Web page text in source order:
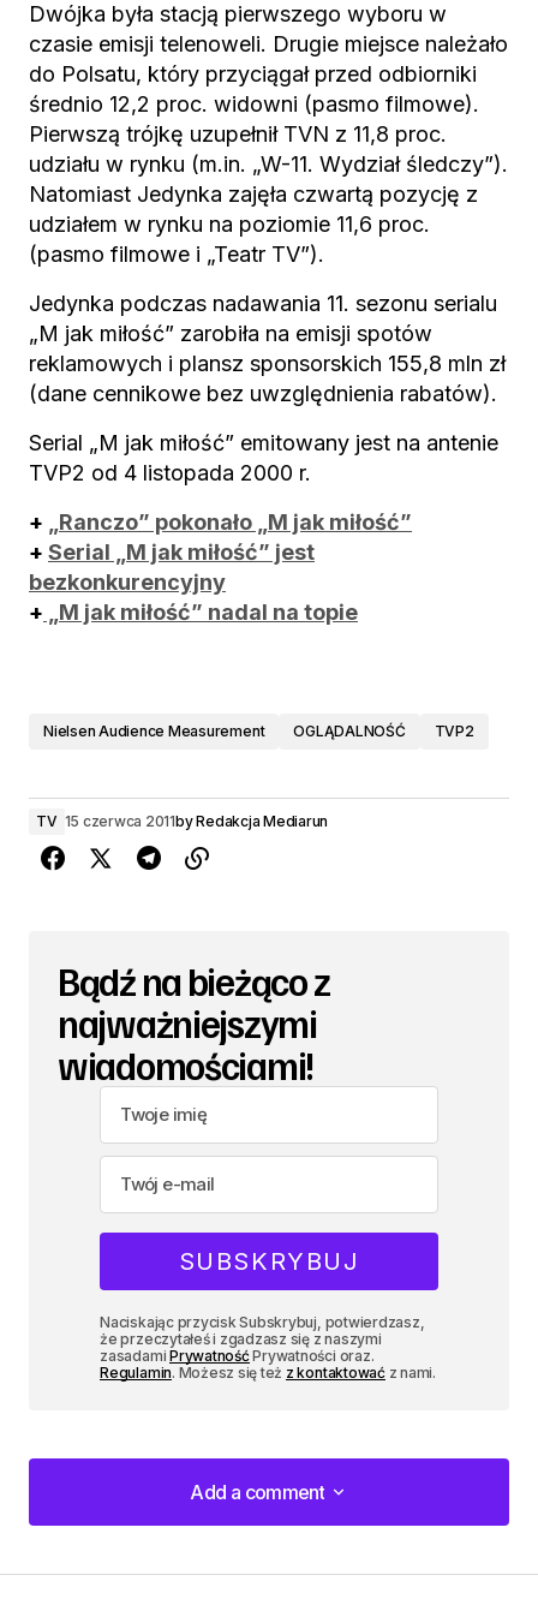
Dwójka była stacją pierwszego wyboru w
czasie emisji telenoweli. Drugie miejsce należało
do Polsatu, który przyciągał przed odbiorniki
średnio 12,2 proc. widowni (pasmo filmowe).
Pierwszą trójkę uzupełnił TVN z 11,8 proc.
udziału w rynku (m.in. „W-11. Wydział śledczy”).
Natomiast Jedynka zajęła czwartą pozycję z
udziałem w rynku na poziomie 11,6 proc.
(pasmo filmowe i „Teatr TV”).
Jedynka podczas nadawania 11. sezonu serialu
„M jak miłość” zarobiła na emisji spotów
reklamowych i plansz sponsorskich 155,8 mln zł
(dane cennikowe bez uwzględnienia rabatów).
Serial „M jak miłość” emitowany jest na antenie
TVP2 od 4 listopada 2000 r.
+
„Ranczo” pokonało „M jak miłość”
+ Serial „M jak miłość” jest
bezkonkurencyjny
+ „M jak miłość” nadal na topie
Nielsen Audience Measurement OGLĄDALNOŚĆ TVP2
TV 15 czerwca 2011byRedakcja Mediarun
Bądź na bieżąco z
najważniejszymi
wiadomościami!
Naciskając przycisk Subskrybuj, potwierdzasz,
że przeczytałeś i zgadzasz się z naszymi
zasadamiPrywatnośćPrywatności oraz.
Regulamin. Możesz się też z kontaktowaćz nami.
Add a comment
Add a comment